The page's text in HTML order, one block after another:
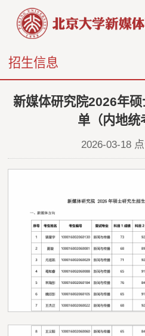
招生信息
新媒体研究院2026年
单（内地统
2026-03-18 点